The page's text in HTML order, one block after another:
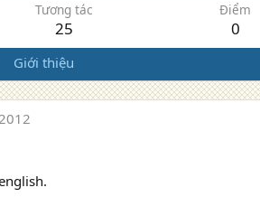
Tương tác
25
Điểm
0
Giới thiệu